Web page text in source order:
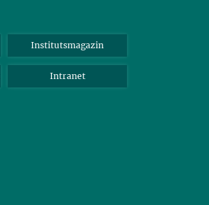
Institutsmagazin
Intranet